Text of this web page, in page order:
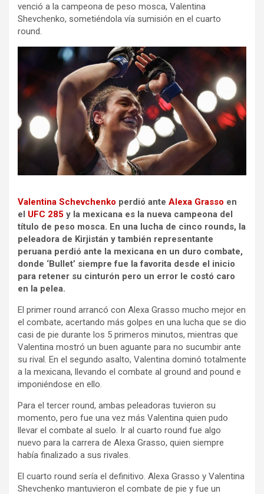
venció a la campeona de peso mosca, Valentina
Shevchenko, sometiéndola vía sumisión en el cuarto
round.
Valentina Schevchenko perdió ante Alexa Grasso en
el UFC 285 y la mexicana es la nueva campeona del
título de peso mosca. En una lucha de cinco rounds, la
peleadora de Kirjistán y también representante
peruana perdió ante la mexicana en un duro combate,
donde ‘Bullet’ siempre fue la favorita desde el inicio
para retener su cinturón pero un error le costó caro
en la pelea.
El primer round arrancó con Alexa Grasso mucho mejor en
el combate, acertando más golpes en una lucha que se dio
casi de pie durante los 5 primeros minutos, mientras que
Valentina mostró un buen aguante para no sucumbir ante
su rival. En el segundo asalto, Valentina dominó totalmente
a la mexicana, llevando el combate al ground and pound e
imponiéndose en ello.
Para el tercer round, ambas peleadoras tuvieron su
momento, pero fue una vez más Valentina quien pudo
llevar el combate al suelo. Ir al cuarto round fue algo
nuevo para la carrera de Alexa Grasso, quien siempre
había finalizado a sus rivales.
El cuarto round sería el definitivo. Alexa Grasso y Valentina
Shevchenko mantuvieron el combate de pie y fue un